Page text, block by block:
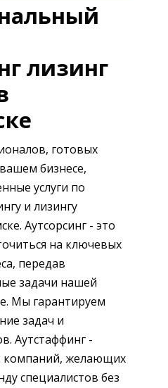
готовых
бизнесе,
услуги по
и лизингу
Аутсорсинг - это
на ключевых
передав
задачи нашей
Мы гарантируем
задач и
Аутстаффинг -
компаний, желающих
специалистов без
лизинг